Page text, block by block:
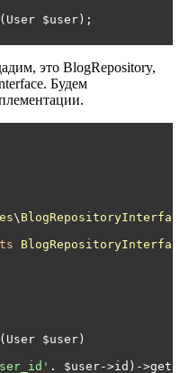
$user) ;
это BlogRepository,
Будем
\
$user)
. $user->id)-